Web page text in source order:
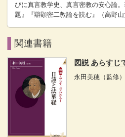
びに真言教学史、真言密教の安心論
題』『辯顕密二教論を読む』（高野山
関連書籍
図説 あらすじ
永田美穂 （監修）